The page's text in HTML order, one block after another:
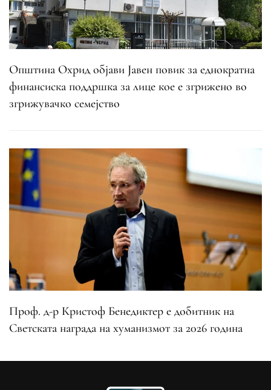
Општина Охрид објави Јавен повик за еднократна
финансиска поддршка за лице кое е згрижено во
згрижувачко семејство
Проф. д-р Кристоф Бенедиктер е добитник на
Светската награда на хуманизмот за 2026 година